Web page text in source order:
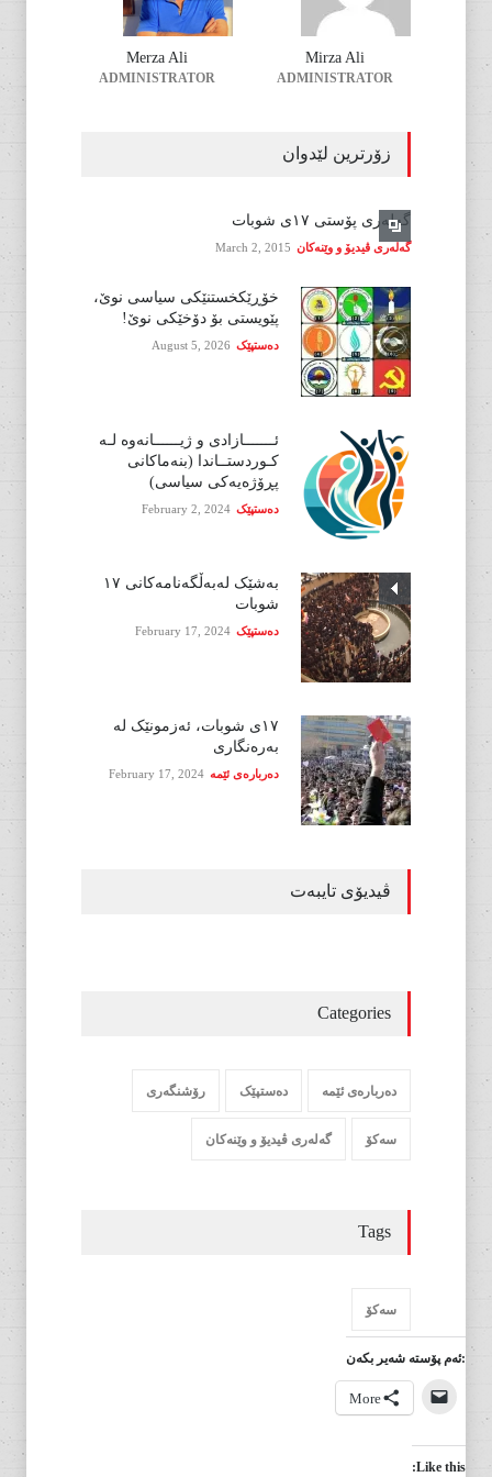
Mirza Ali
ADMINISTRATOR
Merza Ali
ADMINISTRATOR
زۆرترین لێدوان
گەلەری پۆستی ١٧ی شوبات
گەلەری ڤیدیۆ و وێنەکان March 2, 2015
خۆڕێکخستنێکی سیاسی نوێ،
پێویستی بۆ دۆخێکی نوێ!
دەستپێک August 5, 2026
ئـــــــازادی و ژیــــــانەوە لـە
کـوردستــاندا (بنەماکانی
پڕۆژەیەکی سیاسی)
دەستپێک February 2, 2024
بەشێک لەبەڵگەنامەکانی ١٧
شوبات
دەستپێک February 17, 2024
١٧ی شوبات، ئەزمونێک لە
بەرەنگاری
دەربارەی ئێمە February 17, 2024
ڤیدیۆی تایبەت
Categories
دەربارەی ئێمە دەستپێک رۆشنگەری
سەکۆ گەلەری ڤیدیۆ و وێنەکان
Tags
سەکۆ
:ئەم پۆستە شەیر بکەن
More
Like this: